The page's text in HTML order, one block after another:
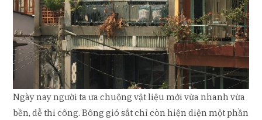
Ngày nay người ta ưa chuộng vật liệu mới vừa nhanh vừa
bền, dễ thi công. Bông gió sắt chỉ còn hiện diện một phần